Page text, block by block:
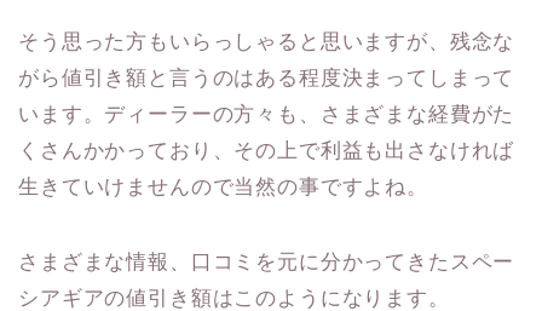
そう思った方もいらっしゃると思いますが、残念な
がら値引き額と言うのはある程度決まってしまって
います。ディーラーの方々も、さまざまな経費がた
くさんかかっており、その上で利益も出さなければ
生きていけませんので当然の事ですよね。
さまざまな情報、口コミを元に分かってきたスペー
シアギアの値引き額はこのようになります。